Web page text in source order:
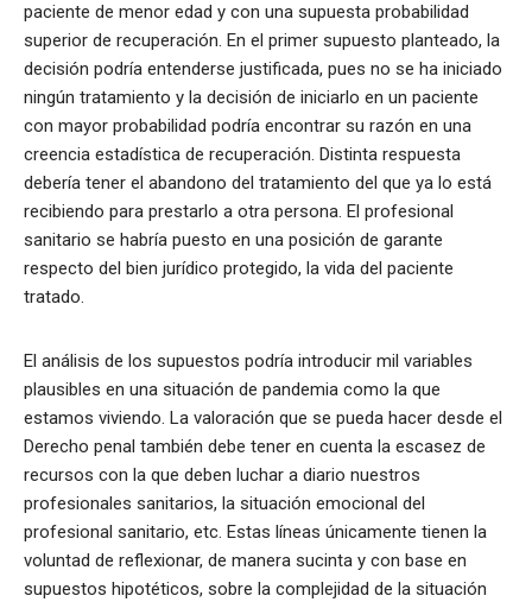
paciente de menor edad y con una supuesta probabilidad
superior de recuperación. En el primer supuesto planteado, la
decisión podría entenderse justificada, pues no se ha iniciado
ningún tratamiento y la decisión de iniciarlo en un paciente
con mayor probabilidad podría encontrar su razón en una
creencia estadística de recuperación. Distinta respuesta
debería tener el abandono del tratamiento del que ya lo está
recibiendo para prestarlo a otra persona. El profesional
sanitario se habría puesto en una posición de garante
respecto del bien jurídico protegido, la vida del paciente
tratado.
El análisis de los supuestos podría introducir mil variables
plausibles en una situación de pandemia como la que
estamos viviendo. La valoración que se pueda hacer desde el
Derecho penal también debe tener en cuenta la escasez de
recursos con la que deben luchar a diario nuestros
profesionales sanitarios, la situación emocional del
profesional sanitario, etc. Estas líneas únicamente tienen la
voluntad de reflexionar, de manera sucinta y con base en
supuestos hipotéticos, sobre la complejidad de la situación